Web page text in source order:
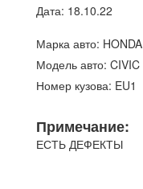
Дата: 18.10.22
Марка авто: HONDA
Модель авто: CIVIC
Номер кузова: EU1
Примечание:
ЕСТЬ ДЕФЕКТЫ